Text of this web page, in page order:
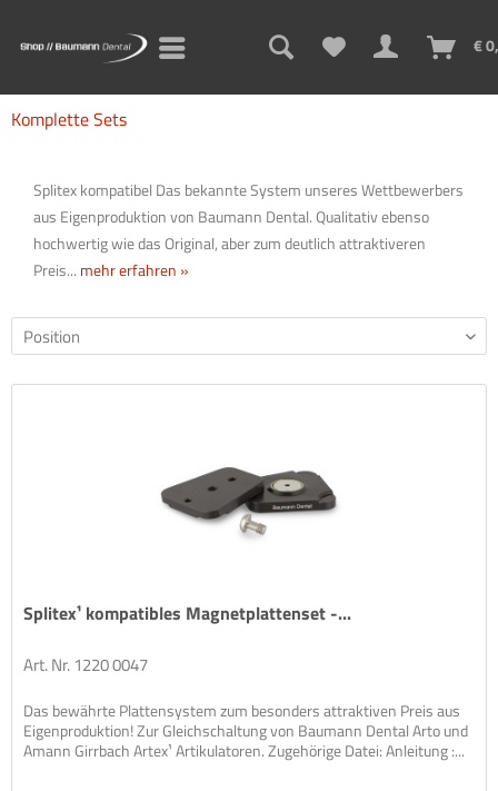
€
Komplette Sets
Splitex kompatibel Das bekannte System unseres Wettbewerbers
aus Eigenproduktion von Baumann Dental. Qualitativ ebenso
hochwertig wie das Original, aber zum deutlich attraktiveren
Preis... mehr erfahren »
Splitex¹ kompatibles Magnetplattenset -...
Art. Nr. 1220 0047
Das bewährte Plattensystem zum besonders attraktiven Preis aus
Eigenproduktion! Zur Gleichschaltung von Baumann Dental Arto und
Amann Girrbach Artex¹ Artikulatoren. Zugehörige Datei: Anleitung :...